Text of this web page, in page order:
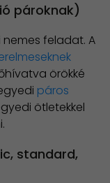
pároknak)
feladat. A
örökké
páros
ötletekkel
standard,